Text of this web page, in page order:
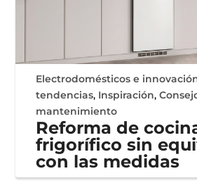
Electrodomésticos e
tendencias, Inspiración,
mantenimiento
Reforma de
frigorífico sin
con las medidas